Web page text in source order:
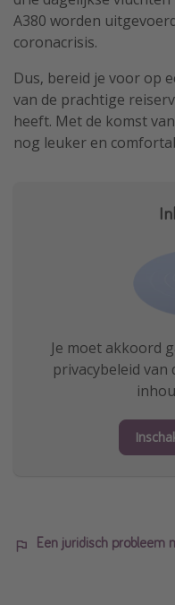
A380 worden
coronacrisis.
Dus, bereid je voor op
van de prachtige
heeft. Met de komst
nog leuker en
Je moet akkoord
privacybeleid van
Een juridisch probleem